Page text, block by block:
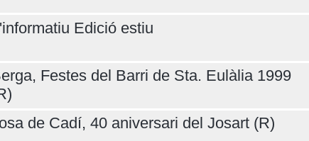
Edició estiu
Festes del Barri de Sta. Eulàlia 1999
de Cadí, 40 aniversari del Josart (R)